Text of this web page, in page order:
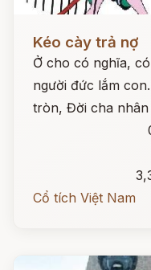
Kéo cày trả nợ
Ở cho có nghĩa,
người đức lắm
tròn, Đời cha
Cổ tích Việt Nam